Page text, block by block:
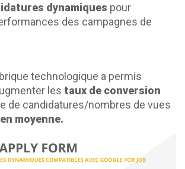
dynamiques pour
des campagnes de
technologique a permis
les taux de conversion
de candidatures/nombres de vues
moyenne.